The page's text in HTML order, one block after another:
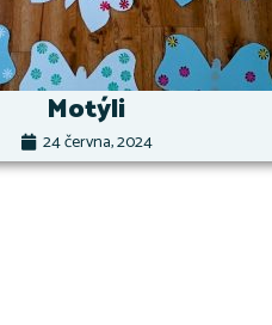
Motýli
24 června, 2024